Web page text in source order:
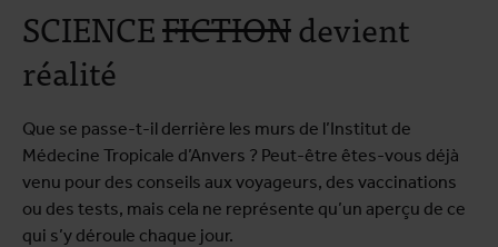
SCIENCEFICTIONdevient
réalité
Que se passe-t-il derrière les murs de l’Institut de
Médecine Tropicale d’Anvers ? Peut-être êtes-vous déjà
venu pour des conseils aux voyageurs, des vaccinations
ou des tests, mais cela ne représente qu’un aperçu de ce
qui s’y déroule chaque jour.